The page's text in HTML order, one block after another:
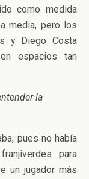
como medida
media, pero los
y Diego Costa
espacios tan
la
pues no había
para
un jugador más